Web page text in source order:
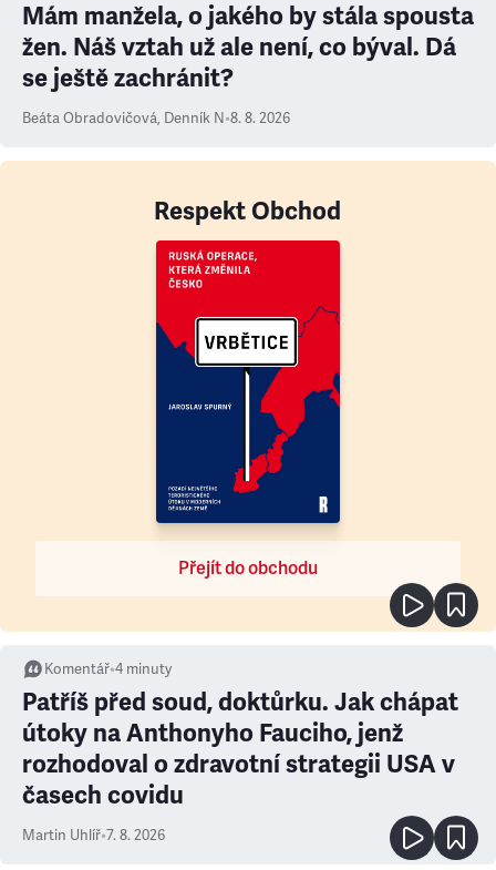
Mám manžela, o jakého by stála spousta
žen. Náš vztah už ale není, co býval. Dá
se ještě zachránit?
Beáta Obradovičová, Denník N•8. 8. 2026
Respekt Obchod
Přejít do obchodu
Komentář•4 minuty
Patříš před soud, doktůrku. Jak chápat
útoky na Anthonyho Fauciho, jenž
rozhodoval o zdravotní strategii USA v
časech covidu
Martin Uhlíř•7. 8. 2026